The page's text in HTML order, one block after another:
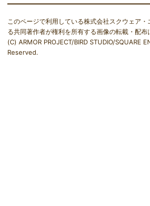
このページで利用している株式会社スクウェア
る共同著作者が権利を所有する画像の転載・配布
(C) ARMOR PROJECT/BIRD STUDIO/SQUARE
Reserved.